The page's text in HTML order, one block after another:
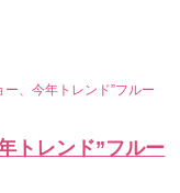
、今年トレンド”フルー
トレンド”フルー